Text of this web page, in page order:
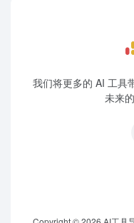
我们将更多的 AI 工具
未来